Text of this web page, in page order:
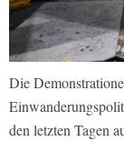
Die
den letzten Tagen